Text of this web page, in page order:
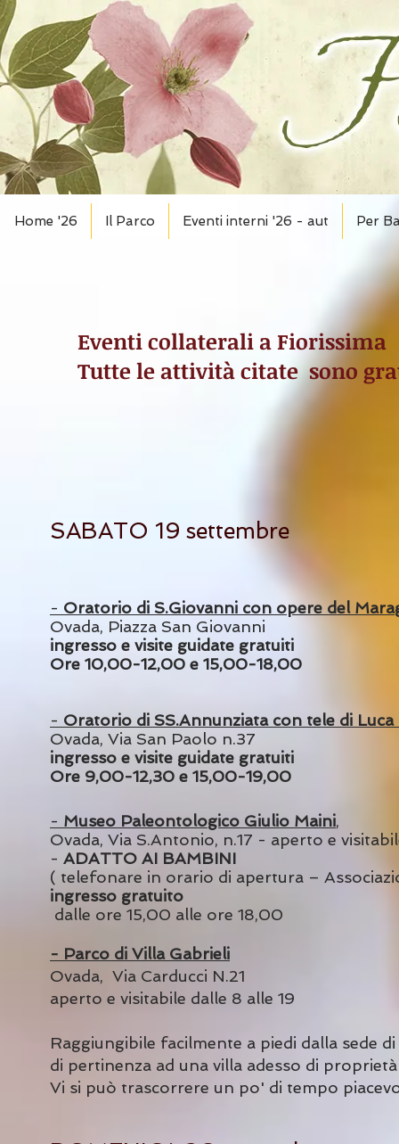
Home '26 Il Parco Eventi interni '26 - aut Per
Eventi collaterali a Fiorissima
Tutte le attività citate sono
SABATO 19 settembre
- Oratorio di S.Giovanni con opere del
Ovada, Piazza San Giovanni
ingresso e visite guidate gratuiti
Ore 10,00-12,00 e 15,00-18,00
- Oratorio di SS.Annunziata con tele di Luca
Ovada, Via San Paolo n.37
ingresso e visite guidate gratuiti
Ore 9,00-12,30 e 15,00-19,00
- Museo Paleontologico Giulio Maini,
Ovada, Via S.Antonio, n.17 - aperto e
- ADATTO AI BAMBINI
( telefonare in orario di apertura –
ingresso gratuito
dalle ore 15,00 alle ore 18,00
- Parco di Villa Gabrieli
Ovada, Via Carducci N.21
aperto e visitabile dalle 8 alle 19
Raggiungibile facilmente a piedi dalla sede
di pertinenza ad una villa adesso di
Vi si può trascorrere un po' di tempo